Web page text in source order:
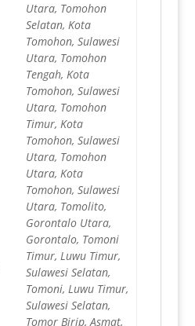
Utara, Tomohon
Selatan, Kota
Tomohon, Sulawesi
Utara, Tomohon
Tengah, Kota
Tomohon, Sulawesi
Utara, Tomohon
Timur, Kota
Tomohon, Sulawesi
Utara, Tomohon
Utara, Kota
Tomohon, Sulawesi
Utara, Tomolito,
Gorontalo Utara,
Gorontalo, Tomoni
Timur, Luwu Timur,
Sulawesi Selatan,
Tomoni, Luwu Timur,
Sulawesi Selatan,
Tomor Birip, Asmat,